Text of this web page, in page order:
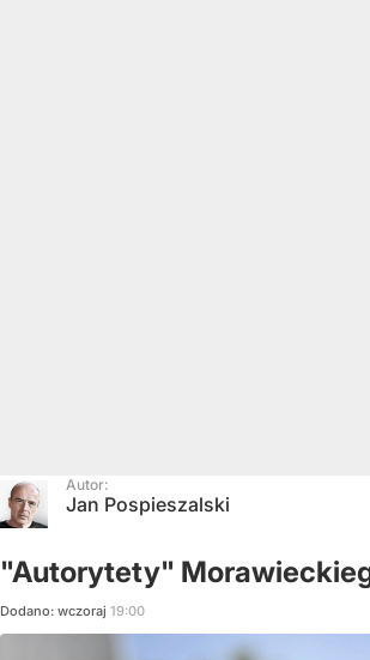
Autor:
Jan Pospieszalski
"Autorytety"
Dodano: wczoraj 19:00